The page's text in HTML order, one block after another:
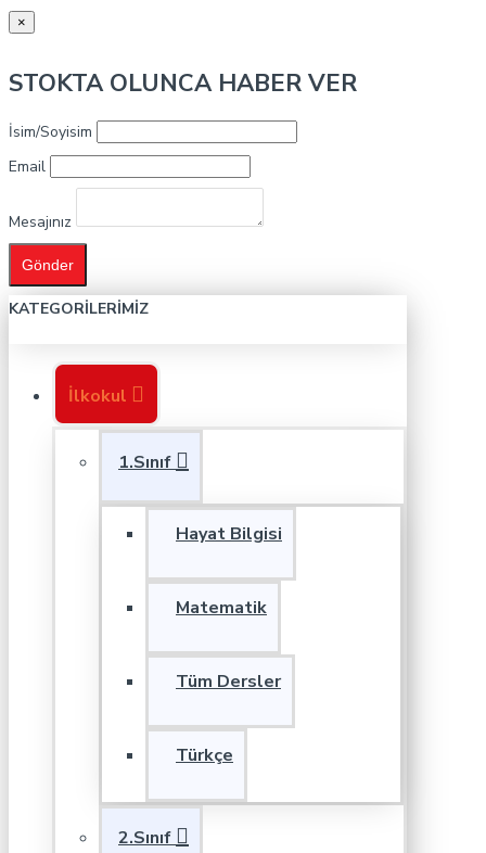
×
STOKTA OLUNCA HABER VER
İsim/Soyisim
Email
Mesajınız
Gönder
KATEGORILERIMIZ
İlkokul
1.Sınıf
Hayat Bilgisi
Matematik
Tüm Dersler
Türkçe
2.Sınıf